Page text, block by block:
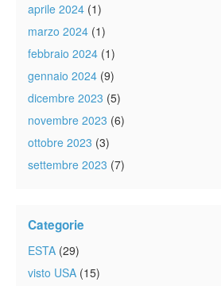
aprile 2024 (1)
marzo 2024 (1)
febbraio 2024 (1)
gennaio 2024 (9)
dicembre 2023 (5)
novembre 2023 (6)
ottobre 2023 (3)
settembre 2023 (7)
Categorie
ESTA (29)
visto USA (15)